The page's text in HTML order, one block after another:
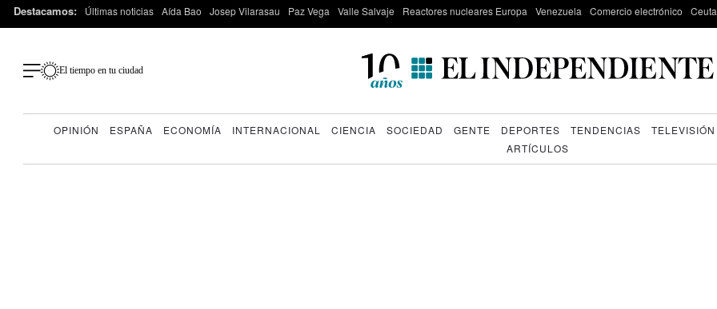
Destacamos: Últimas noticias Aída Bao Josep Vilarasau Paz Vega Valle Salvaje Reactores nucleares Europa Venezuela Comercio electrónico Ceuta
El tiempo en tu ciudad
OPINIÓN ESPAÑA ECONOMÍA INTERNACIONAL CIENCIA SOCIEDAD GENTE DEPORTES TENDENCIAS TELEVISIÓN
ARTÍCULOS